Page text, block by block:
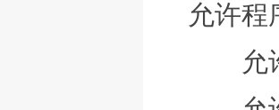
允许程
允许